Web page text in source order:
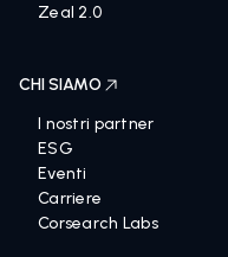
Zeal 2.0
CHI SIAMO
I nostri partner
ESG
Eventi
Carriere
Corsearch Labs